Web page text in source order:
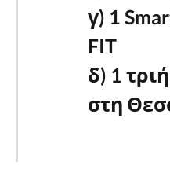
γ) 1
FIT
δ) 1
στη